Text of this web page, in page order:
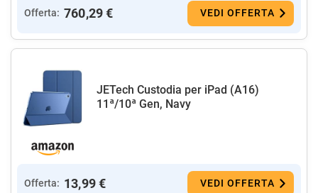
Offerta: 760,29 € VEDI OFFERTA
JETech Custodia per iPad (A16)
11ª/10ª Gen, Navy
Offerta: 13,99 € VEDI OFFERTA